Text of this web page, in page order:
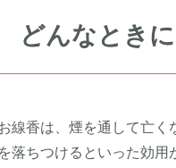
どんなとき
線香は、煙を通して亡く
を落ちつけるといった効